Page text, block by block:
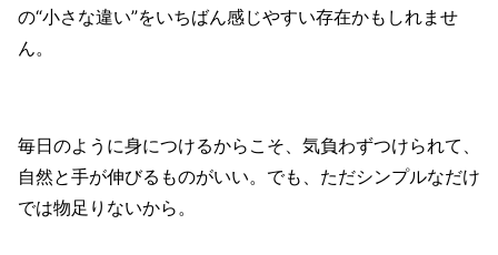
の“小さな違い”をいちばん感じやすい存在かもしれませ
ん。
毎日のように身につけるからこそ、気負わずつけられて、
自然と手が伸びるものがいい。でも、ただシンプルなだけ
では物足りないから。